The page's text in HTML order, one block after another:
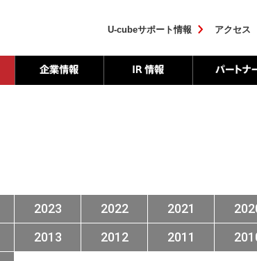
U-cubeサポート情報 アクセス
2023 2022 2021
2013 2012 2011